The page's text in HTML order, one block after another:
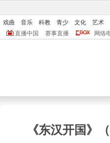
戏曲 音乐 科教 青少 文化
艺术
直播中国 赛事直播 网络
《东汉开国》